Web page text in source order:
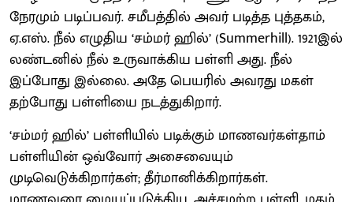
நேரமும் படிப்பவர். சமீபத்தில் அவர் படித்த புத்தகம்,
ஏ.எஸ். நீல் எழுதிய ‘சம்மர் ஹில்’ (Summerhill). 1921இல்
லண்டனில் நீல் உருவாக்கிய பள்ளி அது. நீல்
இப்போது இல்லை. அதே பெயரில் அவரது மகள்
தற்போது பள்ளியை நடத்துகிறார்.
‘சம்மர் ஹில்’ பள்ளியில் படிக்கும் மாணவர்கள்தாம்
பள்ளியின் ஒவ்வோர் அசைவையும்
முடிவெடுக்கிறார்கள்; தீர்மானிக்கிறார்கள்.